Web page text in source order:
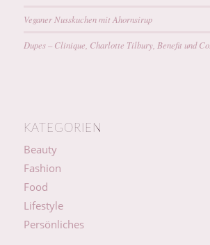
Veganer Nusskuchen mit Ahornsirup
Dupes – Clinique, Charlotte Tilbury, Benefit und Co.
KATEGORIEN
Beauty
Fashion
Food
Lifestyle
Persönliches